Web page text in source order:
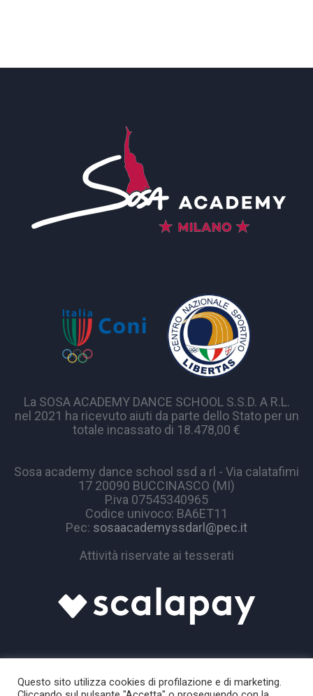
La SOSA ACADEMY DANCE SCHOOL S.S.D. A R.L.
nel 2021 ha ricevuto aiuti da parte dello Stato per un
totale incassato di 18.478,00 €
Sosa academy dance school ssd a rl - Via calatafimi
17 20090 BUCCINASCO (MI)
P.iva 07545340965
Codice univoco: BA6ET11
Pec: sosaacademyssdarl@pec.it
Attività riservate ai tesserati
Questo sito utilizza cookies di profilazione e di marketing.